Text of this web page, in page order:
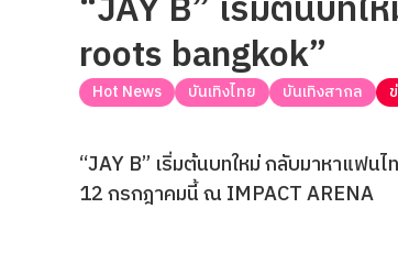
roots bangkok”
Hot News บันเทิงไทย บันเทิงสากล
“JAY B” เริ่มต้นบทใหม่ กลับมาหาแฟ
12 กรกฎาคมนี้ ณ IMPACT ARENA